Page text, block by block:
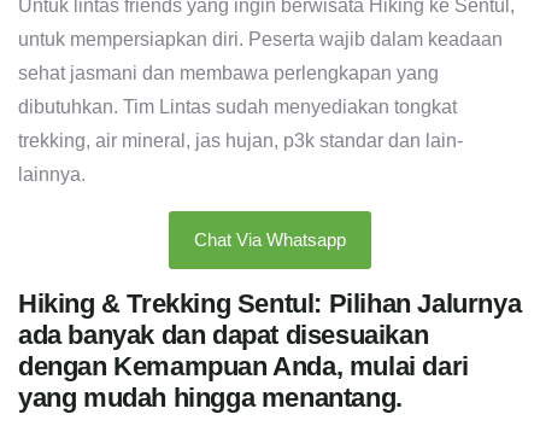
Untuk lintas friends yang ingin berwisata Hiking ke Sentul,
untuk mempersiapkan diri. Peserta wajib dalam keadaan
sehat jasmani dan membawa perlengkapan yang
dibutuhkan. Tim Lintas sudah menyediakan tongkat
trekking, air mineral, jas hujan, p3k standar dan lain-
lainnya.
Chat Via Whatsapp
Hiking & Trekking Sentul: Pilihan Jalurnya
ada banyak dan dapat disesuaikan
dengan Kemampuan Anda, mulai dari
yang mudah hingga menantang.